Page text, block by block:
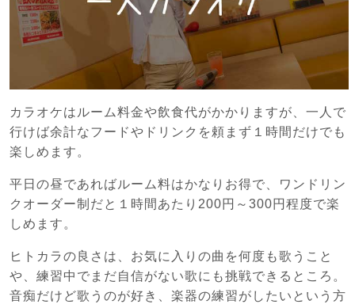
カラオケはルーム料金や飲食代がかかりますが、一人で
行けば余計なフードやドリンクを頼まず１時間だけでも
楽しめます。
平日の昼であればルーム料はかなりお得で、ワンドリン
クオーダー制だと１時間あたり200円～300円程度で楽
しめます。
ヒトカラの良さは、お気に入りの曲を何度も歌うこと
や、練習中でまだ自信がない歌にも挑戦できるところ。
音痴だけど歌うのが好き、楽器の練習がしたいという方